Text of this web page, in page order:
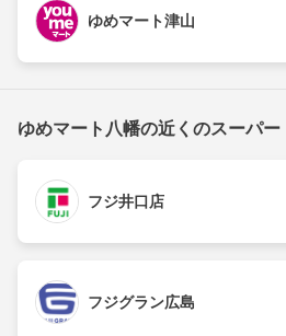
ゆめマート津山
ゆめマート八幡の近くのスーパー
フジ井口店
フジグラン広島